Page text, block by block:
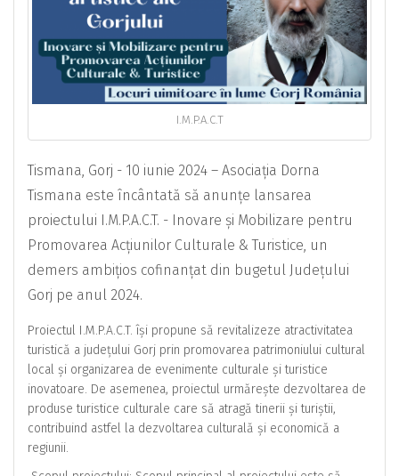
I.M.P.A.C.T
Tismana, Gorj - 10 iunie 2024 – Asociația Dorna
Tismana este încântată să anunțe lansarea
proiectului I.M.P.A.C.T. - Inovare și Mobilizare pentru
Promovarea Acțiunilor Culturale & Turistice, un
demers ambițios cofinanțat din bugetul Județului
Gorj pe anul 2024.
Proiectul I.M.P.A.C.T. își propune să revitalizeze atractivitatea
turistică a județului Gorj prin promovarea patrimoniului cultural
local și organizarea de evenimente culturale și turistice
inovatoare. De asemenea, proiectul urmărește dezvoltarea de
produse turistice culturale care să atragă tinerii și turiștii,
contribuind astfel la dezvoltarea culturală și economică a
regiunii.